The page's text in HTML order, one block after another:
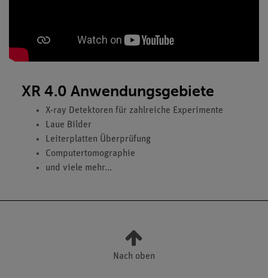
XR 4.0 Anwendungsgebiete
X-ray Detektoren für zahlreiche Experimente
Laue Bilder
Leiterplatten Überprüfung
Computertomographie
und viele mehr...
Nach oben